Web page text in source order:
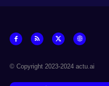
© Copyright 2023-2024 actu.ai